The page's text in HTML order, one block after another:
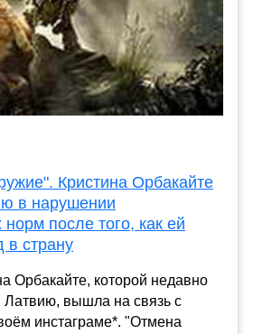
Кристина Орбакайте
в нарушении
после того, как ей
в страну
Орбакайте, которой недавно
Латвию, вышла на связь с
инстаграме*. "Отмена